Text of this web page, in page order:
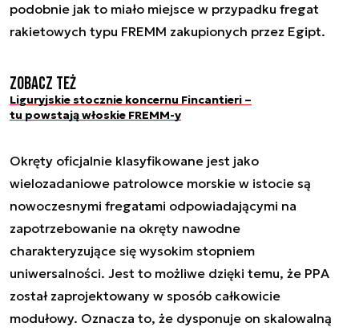
podobnie jak to miało miejsce w przypadku fregat
rakietowych typu FREMM zakupionych przez Egipt.
Zobacz też
Liguryjskie stocznie koncernu Fincantieri –
tu powstają włoskie FREMM-y
Okręty oficjalnie klasyfikowane jest jako
wielozadaniowe patrolowce morskie w istocie są
nowoczesnymi fregatami odpowiadającymi na
zapotrzebowanie na okręty nawodne
charakteryzujące się wysokim stopniem
uniwersalności. Jest to możliwe dzięki temu, że PPA
został zaprojektowany w sposób całkowicie
modułowy. Oznacza to, że dysponuje on skalowalną